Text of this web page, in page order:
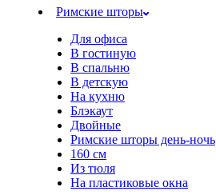
Римские шторы
Для офиса
В гостиную
В спальню
В детскую
На кухню
Блэкаут
Двойные
Римские шторы день-ночь
160 см
Из тюля
На пластиковые окна